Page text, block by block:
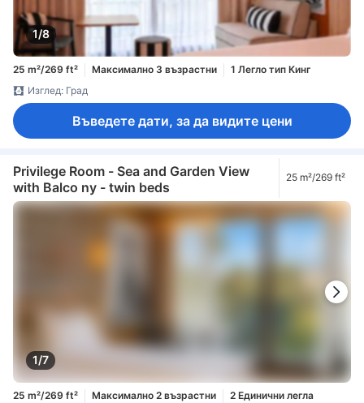
1/8
25 m²/269 ft² Максимално 3 възрастни
1 Легло тип Кинг
Изглед: Град
Въведете дати, за да видите цени
Privilege Room - Sea and Garden View
with Balco ny - twin beds
25 m²/269 ft²
1/7
25 m²/269 ft² Максимално 2 възрастни
2 Единични легла